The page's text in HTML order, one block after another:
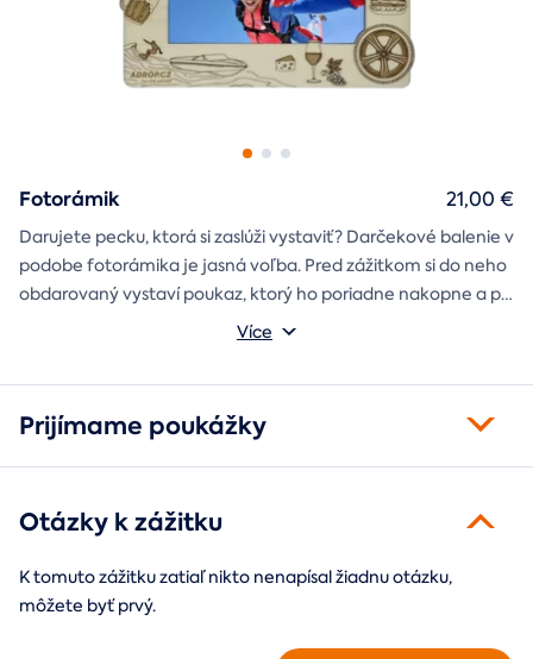
Fotorámik
Darujete pecku, ktorá si zaslúži vystaviť? Darčekové balenie v
podobe fotorámika je jasná voľba. Pred zážitkom si do neho
obdarovaný vystaví poukaz, ktorý ho poriadne nakopne a po
absolvovaní tam poputuje fotka zo zážitku, ktorá pri každom
Môžete vybrať z motívov balónový, tunelový a univerzálny
Více
21,00 €
Prijímame poukážky
Otázky k zážitku
K tomuto zážitku zatiaľ nikto nenapísal žiadnu otázku,
môžete byť prvý.